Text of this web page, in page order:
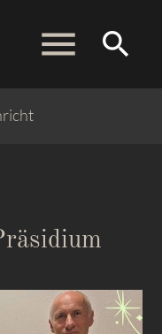
menu search